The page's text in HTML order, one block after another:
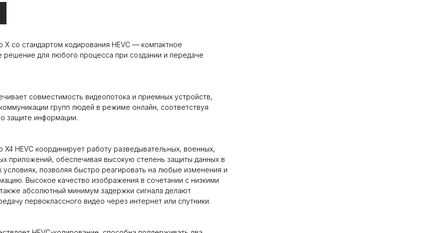
X со стандартом кодирования HEVC — компактное
решение для любого процесса при создании и передаче
совместимость видеопотока и приемных устройств,
групп людей в режиме онлайн, соответствуя
защите информации.
X4 HEVC координирует работу разведывательных, военных,
приложений, обеспечивая высокую степень защиты данных в
условиях, позволяя быстро реагировать на любые изменения и
Высокое качество изображения в сочетании с низкими
абсолютный минимум задержки сигнала делают
первоклассного видео через интернет или спутники.